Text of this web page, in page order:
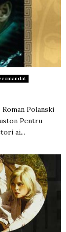
Polanski
Pentru
ai...